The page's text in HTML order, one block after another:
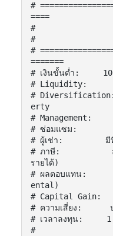
#
====
#
#
#
=======
# เงินขั้นต่ำ:
# Liquidity:
#
erty
# Management:
# ซ่อมแซม:
# ผู้เช่า:         มี
# ภาษี:           ล
รายได้)
# ผลตอบแทน:
ental)
# Capital Gain:
# ความเสี่ยง:
# เวลาลงทุน:
#